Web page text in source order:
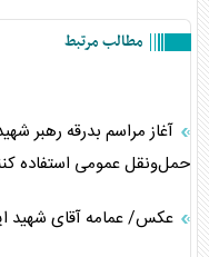
مطالب مرتبط
حمل‌ونقل عمومی استفاده
عکس/ عمامه آقای شهید